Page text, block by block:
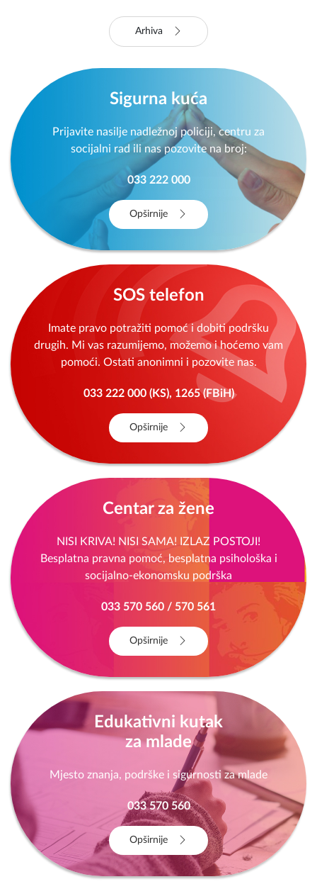
Od saradnje do
djelovanja: Empirijski
unapređenje podrške
žrtvama nasilja u KS
Učestvovali smo na
radnom sastanku
Sarajevu: Podrška
žrtvama nasilja i
sigurnim kućama se
nastavlja
Opširnije
Sigurna kuća
Prijavite nasilje nadležnoj policiji, centru za
socijalni rad ili nas pozovite na broj:
SOS telefon
Imate pravo potražiti pomoć i dobiti podršku
drugih. Mi vas razumijemo, možemo i hoćemo vam
pomoći. Ostati anonimni i pozovite nas.
033 222 000 (KS), 1265 (FBiH)
Centar za žene
NISI KRIVA! NISI SAMA! IZLAZ POSTOJI!
Besplatna pravna pomoć, besplatna psihološka i
socijalno-ekonomsku podrška
033 570 560 / 570 561